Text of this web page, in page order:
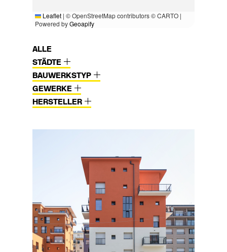
Leaflet | © OpenStreetMap contributors © CARTO |
Powered byGeoapify
ALLE
STÄDTE
BAUWERKSTYP
GEWERKE
HERSTELLER